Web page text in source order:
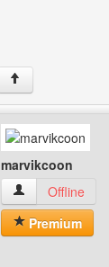
↑
marvikcoon
marvikcoon
Offline
Premium